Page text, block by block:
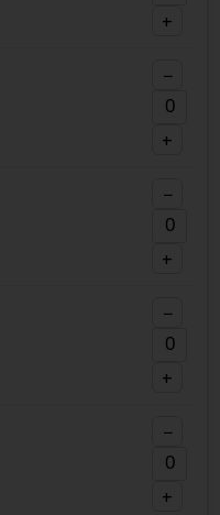
+
−
+
−
+
−
+
−
+